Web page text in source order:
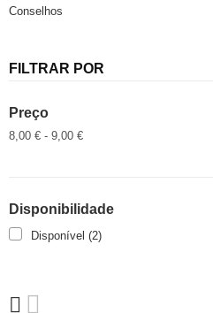
Conselhos
FILTRAR POR
Preço
8,00 € - 9,00 €
Disponibilidade
Disponível(2)